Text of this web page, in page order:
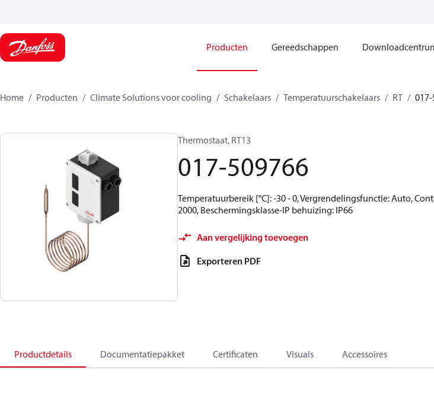
Producten Gereedschappen
Home Producten Climate Solutions voor cooling Schakelaars Temperatuurschakelaars RT
Thermostaat, RT13
017-509766
Temperatuurbereik [°C]: -30 - 0, Vergrendelingsfunctie: Auto,
2000, Beschermingsklasse-IP behuizing: IP66
Aan vergelijking toevoegen
Exporteren PDF
Productdetails Documentatiepakket Certificaten Visuals Accessoires